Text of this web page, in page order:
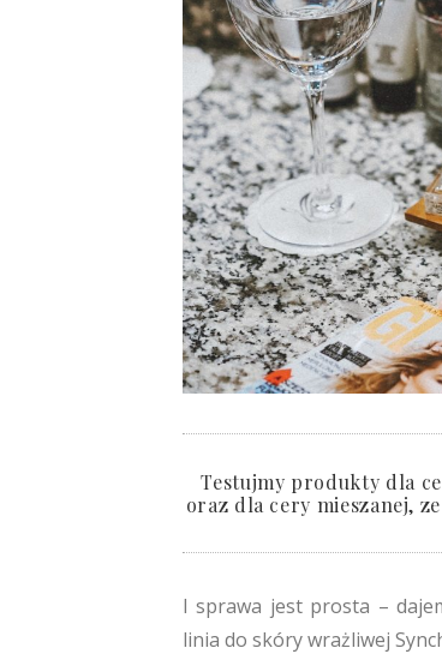
Testujmy produkty dla
oraz dla cery mieszanej,
I sprawa jest prosta –
linia do skóry wrażliwej